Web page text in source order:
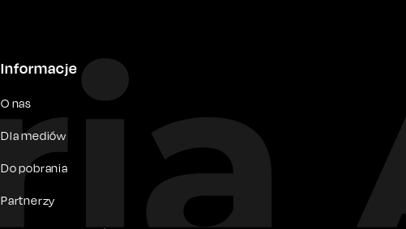
Informacje
O nas
Dla mediów
Do pobrania
Partnerzy